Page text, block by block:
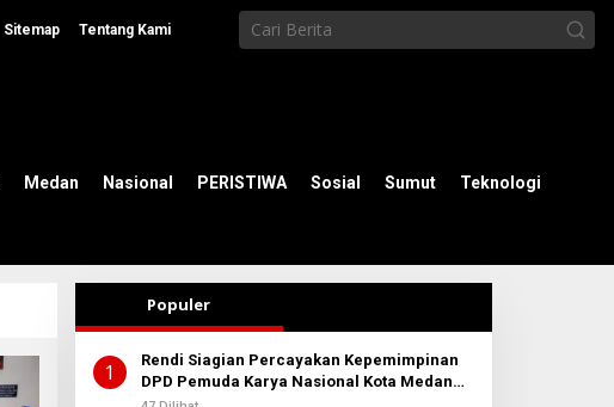
Sitemap Tentang Kami
Medan Nasional PERISTIWA Sosial Sumut Teknologi
Populer
1
Rendi Siagian Percayakan Kepemimpinan
DPD Pemuda Karya Nasional Kota Medan
kepada Josef Sembiring